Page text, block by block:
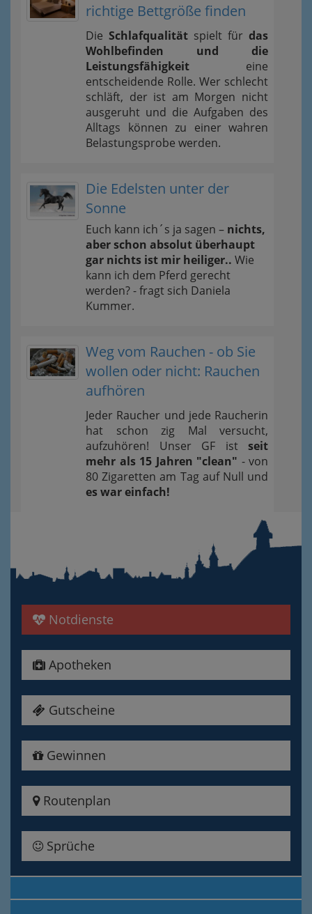
richtige Bettgröße finden
Die Schlafqualität spielt für das
Wohlbefinden und die
Leistungsfähigkeit eine
entscheidende Rolle. Wer schlecht
schläft, der ist am Morgen nicht
ausgeruht und die Aufgaben des
Alltags können zu einer wahren
Belastungsprobe werden.
Die Edelsten unter der
Sonne
Euch kann ich´s ja sagen – nichts,
aber schon absolut überhaupt
gar nichts ist mir heiliger.. Wie
kann ich dem Pferd gerecht
werden? - fragt sich Daniela
Kummer.
Weg vom Rauchen - ob Sie
wollen oder nicht: Rauchen
aufhören
Jeder Raucher und jede Raucherin
hat schon zig Mal versucht,
aufzuhören! Unser GF ist seit
mehr als 15 Jahren "clean" - von
80 Zigaretten am Tag auf Null und
es war einfach!
Notdienste
Apotheken
Gutscheine
Gewinnen
Routenplan
Sprüche